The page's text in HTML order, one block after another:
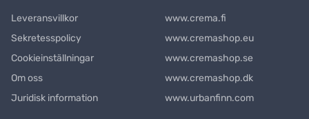
Leveransvillkor
Sekretesspolicy
Cookieinställningar
Om oss
Juridisk information
www.crema.fi
www.cremashop.eu
www.cremashop.se
www.cremashop.dk
www.urbanfinn.com